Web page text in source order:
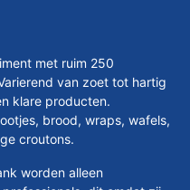
met ruim 250
van zoet tot hartig
klare producten.
brood, wraps, wafels,
croutons.
worden alleen